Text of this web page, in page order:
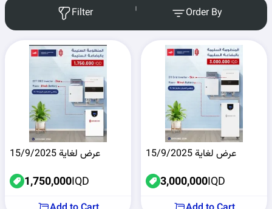
Filter Order By
عرض لغاية 15/9/2025
1,750,000IQD
عرض لغاية 15/9/2025
3,000,000IQD